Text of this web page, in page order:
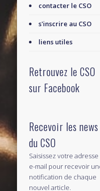
contacter le CSO
s'inscrire au CSO
liens utiles
Retrouvez le CSO
sur Facebook
Recevoir les news
du CSO
Saisissez votre adresse
e-mail pour recevoir
notification de chaque
nouvel article.